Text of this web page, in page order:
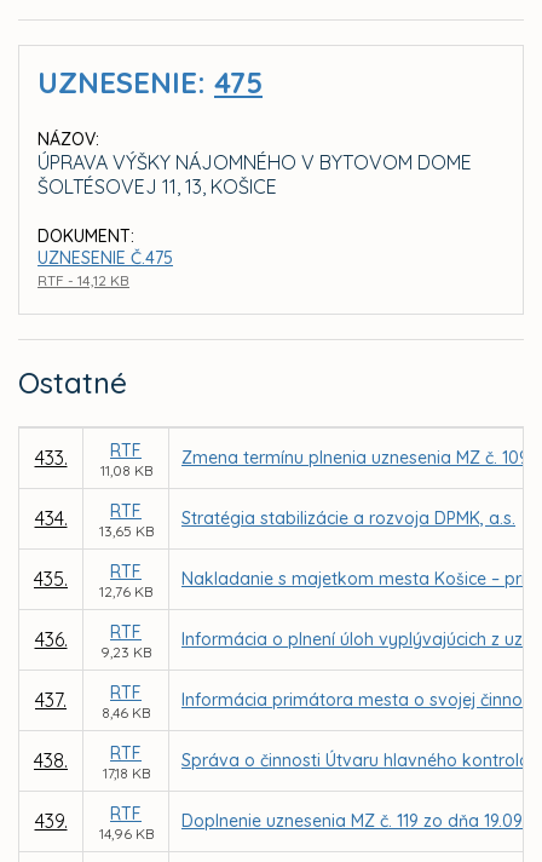
UZNESENIE: 475
NÁZOV:
ÚPRAVA VÝŠKY NÁJOMNÉHO V BYTOVOM DOME
ŠOLTÉSOVEJ 11, 13, KOŠICE
DOKUMENT:
UZNESENIE Č.475
RTF - 14,12 KB
Ostatné
433. RTF
11,08 KB
Zmena termínu plnenia uznesenia MZ č.
434. RTF
13,65 KB
Stratégia stabilizácie a rozvoja DPMK, a.s.
435. RTF
12,76 KB
Nakladanie s majetkom mesta Košice –
436. RTF
9,23 KB
Informácia o plnení úloh vyplývajúcich z
437. RTF
8,46 KB
Informácia primátora mesta o svojej
438. RTF
17,18 KB
Správa o činnosti Útvaru hlavného
439. RTF
14,96 KB
Doplnenie uznesenia MZ č. 119 zo dňa